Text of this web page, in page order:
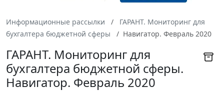
Информационные рассылки
ГАРАНТ. Мониторинг для
бухгалтера бюджетной сферы
Навигатор. Февраль 2020
ГАРАНТ. Мониторинг для
бухгалтера бюджетной сферы.
Навигатор. Февраль 2020